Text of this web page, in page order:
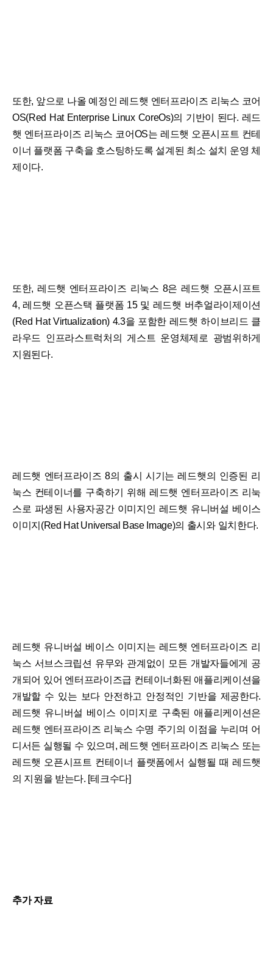
또한, 앞으로 나올 예정인 레드햇 엔터프라이즈 리눅스 코어
OS(Red Hat Enterprise Linux CoreOs)의 기반이 된다. 레드
햇 엔터프라이즈 리눅스 코어OS는 레드햇 오픈시프트 컨테
이너 플랫폼 구축을 호스팅하도록 설계된 최소 설치 운영 체
제이다.
또한, 레드햇 엔터프라이즈 리눅스 8은 레드햇 오픈시프트
4, 레드햇 오픈스택 플랫폼 15 및 레드햇 버추얼라이제이션
(Red Hat Virtualization) 4.3을 포함한 레드햇 하이브리드 클
라우드 인프라스트럭처의 게스트 운영체제로 광범위하게
지원된다.
레드햇 엔터프라이즈 8의 출시 시기는 레드햇의 인증된 리
눅스 컨테이너를 구축하기 위해 레드햇 엔터프라이즈 리눅
스로 파생된 사용자공간 이미지인 레드햇 유니버설 베이스
이미지(Red Hat Universal Base Image)의 출시와 일치한다.
레드햇 유니버설 베이스 이미지는 레드햇 엔터프라이즈 리
눅스 서브스크립션 유무와 관계없이 모든 개발자들에게 공
개되어 있어 엔터프라이즈급 컨테이너화된 애플리케이션을
개발할 수 있는 보다 안전하고 안정적인 기반을 제공한다.
레드햇 유니버설 베이스 이미지로 구축된 애플리케이션은
레드햇 엔터프라이즈 리눅스 수명 주기의 이점을 누리며 어
디서든 실행될 수 있으며, 레드햇 엔터프라이즈 리눅스 또는
레드햇 오픈시프트 컨테이너 플랫폼에서 실행될 때 레드햇
의 지원을 받는다. [테크수다]
추가 자료